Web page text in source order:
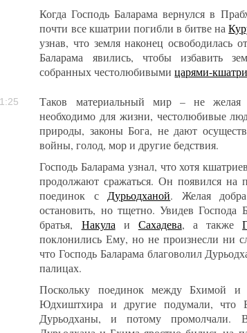
Когда Господь Баларама вернулся в
почти все кшатрии погибли в битве на
узнав, что земля наконец освободилась
Баларама явились, чтобы избавить
собранных честолюбивымицарями-
Таков материальный мир – не желая
необходимо для жизни, честолюбивые
природы, законы Бога, не дают
войны, голод, мор и другие бедствия.
Господь Баларама узнал, что хотя
продолжают сражаться. Он появился на
поединок с Дурьодханой. Желая
остановить, но тщетно. Увидев Господа
братья, Накула и Сахадева, а также
поклонились Ему, но не произнесли ни
что Господь Баларама благоволил
палицах.
Поскольку поединок между Бхимой и
Юдхиштхира и другие подумали, что
Дурьодханы, и потому промолчали. В